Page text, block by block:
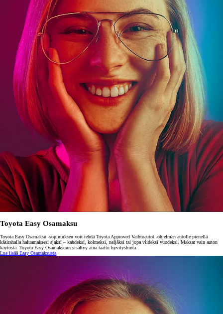
Toyota Easy Osamaksu
Toyota Easy Osamaksu -sopimuksen voit tehdä Toyota Approved Vaihtoautot -ohjelman autolle pienellä
käsirahalla haluamaksesi ajaksi – kahdeksi, kolmeksi, neljäksi tai jopa viideksi vuodeksi. Maksat vain auton
käytöstä. Toyota Easy Osamaksuun sisältyy aina taattu hyvityshinta.
Lue lisää Easy Osamaksusta